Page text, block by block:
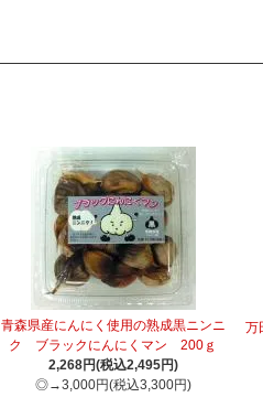
青森県産にんにく使用の熟成黒ニンニ
ク ブラックにんにくマン 200ｇ
2,268円(税込2,495円)
◎→3,000円(税込3,300円)
万